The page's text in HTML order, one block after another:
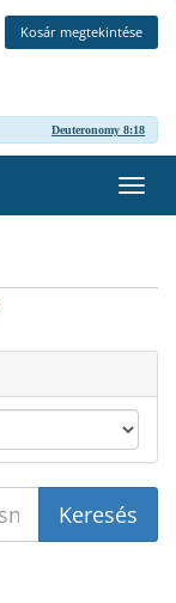
Kosár megtekintése
Deuteronomy 8:18
a